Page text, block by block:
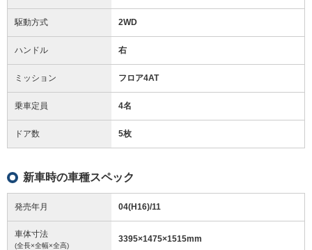
駆動方式 2WD
ハンドル 右
ミッション フロア4AT
乗車定員 4名
ドア数 5枚
新車時の車種スペック
発売年月 04(H16)/11
車体寸法
(全長×全幅×全高)
3395×1475×1515mm